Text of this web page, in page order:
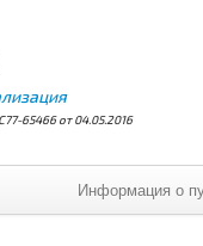
65466 от 04.05.2016
Информация о